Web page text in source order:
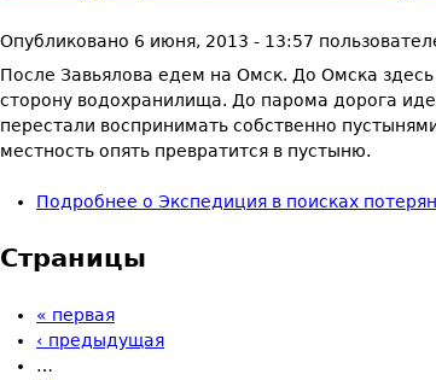
Опубликовано 6 июня, 2013 - 13:57
После Завьялова едем на Омск. До Омска
сторону водохранилища. До парома дорога
перестали воспринимать собственно
местность опять превратится в пустыню.
Подробнее о Экспедиция в поисках
Страницы
« первая
‹ предыдущая
…